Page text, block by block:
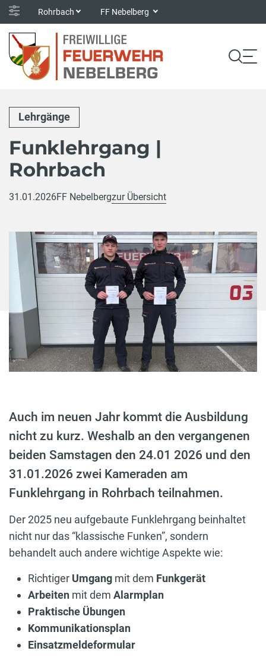
Rohrbach FF Nebelberg
Lehrgänge
Funklehrgang |
Rohrbach
31.01.2026FF Nebelbergzur Übersicht
Auch im neuen Jahr kommt die Ausbildung
nicht zu kurz. Weshalb an den vergangenen
beiden Samstagen den 24.01 2026 und den
31.01.2026 zwei Kameraden am
Funklehrgang in Rohrbach teilnahmen.
Der 2025 neu aufgebaute Funklehrgang beinhaltet
nicht nur das “klassische Funken”, sondern
behandelt auch andere wichtige Aspekte wie:
Richtiger Umgang mit dem Funkgerät
Arbeiten mit dem Alarmplan
Praktische Übungen
Kommunikationsplan
Einsatzmeldeformular